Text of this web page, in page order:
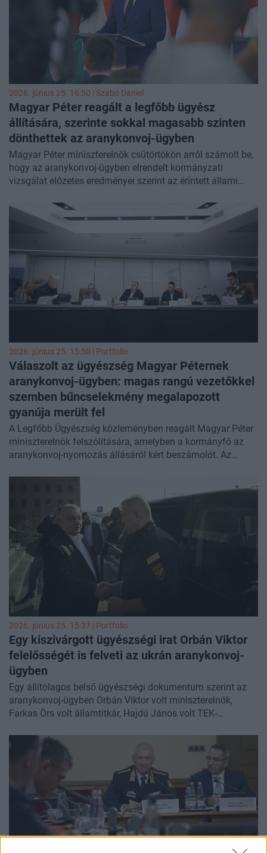
2026. június 25. 16:50 | Szabó Dániel
Magyar Péter reagált a legfőbb ügyész
állítására, szerinte sokkal magasabb szinten
dönthettek az aranykonvoj-ügyben
Magyar Péter miniszterelnök csütörtökön arról számolt be,
hogy az aranykonvoj-ügyben elrendelt kormányzati
vizsgálat előzetes eredményei szerint az érintett állami
végső döntés azonban szerinte "sokkal magasabb szinten"
születhetett. A Legfőbb Ügyészség közleményében jelezte,
hogy magas beosztású érintettek esetében már felmerült a
kihallgatásokat kezdeményeznek. A miniszterelnök
felszólította a legfőbb ügyészt, hogy tisztítsa meg
szervezetét a kompromittált szereplőktől, vagy távozzon
hivatalából. Az ügyészség ugyanakkor figyelmeztetett,
hogy a nyomozás menetét nem írhatják felül politikai
2026. június 25. 15:50 | Portfolio
Válaszolt az ügyészség Magyar Péternek
aranykonvoj-ügyben: magas rangú vezetőkkel
szemben bűncselekmény megalapozott
gyanúja merült fel
A Legfőbb Ügyészség közleményben reagált Magyar Péter
miniszterelnök felszólítására, amelyben a kormányfő az
aranykonvoj-nyomozás állásáról kért beszámolót. Az
másik pedig az elfogás körülményeit vizsgálja az
ügyészségen. A közlemény legfontosabb állítása szerint
egyes magas beosztású érintettek esetében már
megalapozott bűncselekmény-gyanú fogalmazódott meg,
és a nyomozó ügyészség gyanúsítotti kihallgatás iránt
intézkedik. Az ügyészség ugyanakkor leszögezte, hogy
független az igazságszolgáltatásban, és a kormány nem
adhat számára utasítást.
2026. június 25. 15:37 | Portfolio
Egy kiszivárgott ügyészségi irat Orbán Viktor
felelősségét is felveti az ukrán aranykonvoj-
ügyben
Egy állítólagos belső ügyészségi dokumentum szerint az
aranykonvoj-ügyben Orbán Viktor volt miniszterelnök,
Farkas Örs volt államtitkár, Hajdú János volt TEK-
tartoznak a lényegi döntéshozók közé, akiknek büntetőjogi
felelősségét tisztázni kell – számolt be a 444. A lap által
hivatkozott dokumentum szerint Farkas Örs és Hajdú
János esetében a jogellenes fogvatartás és hivatali
visszaélés megalapozott gyanúja megállapítható,
gyanúsítotti kihallgatásuk indokolt. A Legfőbb Ügyészség
nem cáfolta az irat valódiságát, de érdemi részleteket sem
közölt a portállal, arra hivatkozva, hogy a nyomozás folyik